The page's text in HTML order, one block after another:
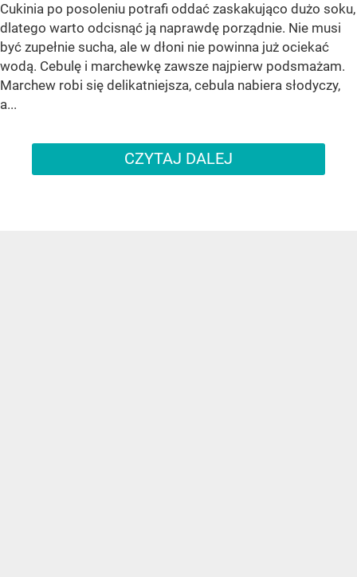
Cukinia po posoleniu potrafi oddać zaskakująco dużo soku,
dlatego warto odcisnąć ją naprawdę porządnie. Nie musi
być zupełnie sucha, ale w dłoni nie powinna już ociekać
wodą. Cebulę i marchewkę zawsze najpierw podsmażam.
Marchew robi się delikatniejsza, cebula nabiera słodyczy,
a...
CZYTAJ DALEJ